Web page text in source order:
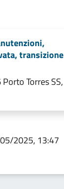
transizione
Torres SS,
2025, 13:47